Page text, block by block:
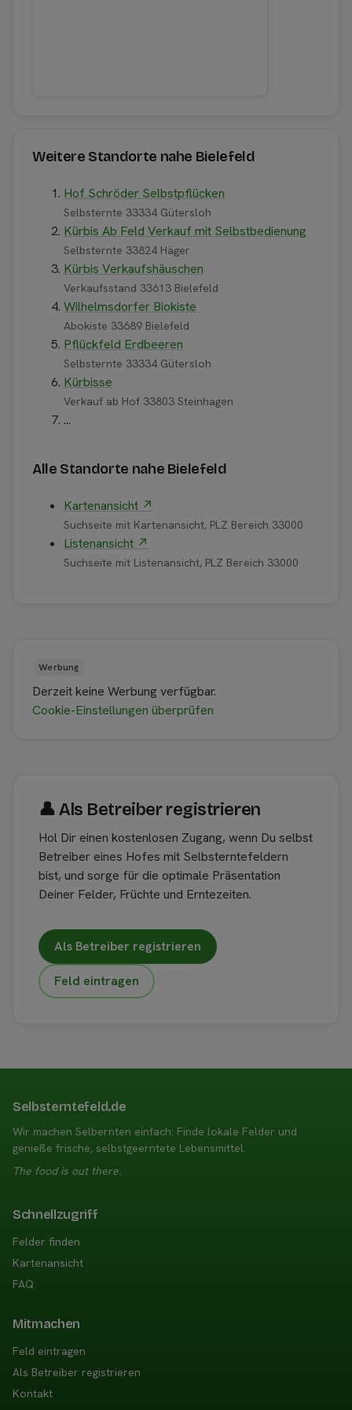
Weitere Standorte nahe Bielefeld
Hof Schröder Selbstpflücken
Selbsternte 33334 Gütersloh
Kürbis Ab Feld Verkauf mit Selbstbedienung
Selbsternte 33824 Häger
Kürbis Verkaufshäuschen
Verkaufsstand 33613 Bielefeld
Wilhelmsdorfer Biokiste
Abokiste 33689 Bielefeld
Pflückfeld Erdbeeren
Selbsternte 33334 Gütersloh
Kürbisse
Verkauf ab Hof 33803 Steinhagen
...
Alle Standorte nahe Bielefeld
Kartenansicht ↗
Suchseite mit Kartenansicht, PLZ Bereich 33000
Listenansicht ↗
Suchseite mit Listenansicht, PLZ Bereich 33000
Werbung
Derzeit keine Werbung verfügbar.
Cookie-Einstellungen überprüfen
👤︎ Als Betreiber registrieren
Hol Dir einen kostenlosen Zugang, wenn Du selbst
Betreiber eines Hofes mit Selbsterntefeldern
bist, und sorge für die optimale Präsentation
Deiner Felder, Früchte und Erntezeiten.
Als Betreiber registrieren
Feld eintragen
Selbsterntefeld.de
Wir machen Selbernten einfach: Finde lokale Felder und
genieße frische, selbstgeerntete Lebensmittel.
The food is out there.
Schnellzugriff
Felder finden
Kartenansicht
FAQ
Mitmachen
Feld eintragen
Als Betreiber registrieren
Kontakt